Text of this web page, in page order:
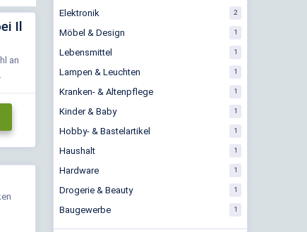
Il
an
Elektronik 2
Möbel & Design 1
Lebensmittel 1
Lampen & Leuchten 1
Kranken- & Altenpflege 1
Kinder & Baby 1
Hobby- & Bastelartikel 1
Haushalt 1
Hardware 1
Drogerie & Beauty 1
Baugewerbe 1